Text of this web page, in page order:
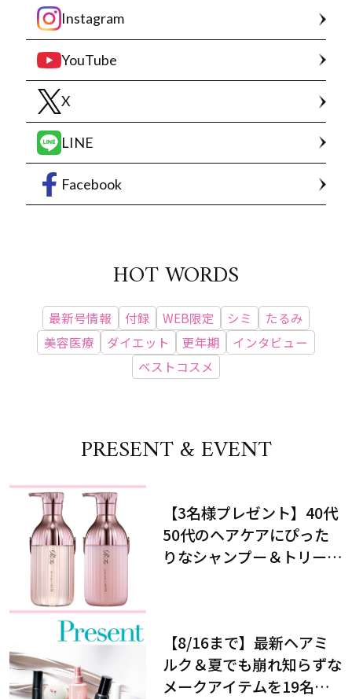
Instagram
YouTube
X
LINE
Facebook
HOT WORDS
最新号情報 付録 WEB限定 シミ
たるみ
美容医療
ダイエット 更年期
インタビュー
ベストコスメ
PRESENT & EVENT
【3名様プレゼント】40代
50代のヘアケアにぴった
りなシャンプー＆トリート
【8/16まで】最新ヘアミ
ルク＆夏でも崩れ知らずな
メークアイテムを19名様